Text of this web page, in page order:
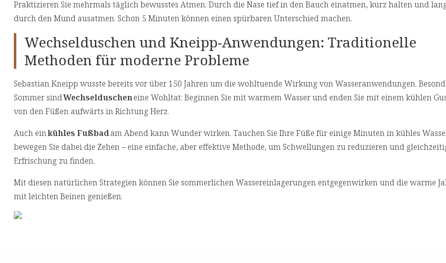
Praktizieren Sie mehrmals täglich bewusstes Atmen: Durch die Nase tief in den Bauch einatmen, kurz halten und
durch den Mund ausatmen. Schon 5 Minuten können einen spürbaren Unterschied machen.
Wechselduschen und Kneipp-Anwendungen: Traditionelle
Methoden für moderne Probleme
Sebastian Kneipp wusste bereits vor über 150 Jahren um die wohltuende Wirkung von Wasseranwendungen.
Sommer sindWechselduscheneine Wohltat: Beginnen Sie mit warmem Wasser und enden Sie mit einem kühlen
von den Füßen aufwärts in Richtung Herz.
Auch einkühles Fußbadam Abend kann Wunder wirken. Tauchen Sie Ihre Füße für einige Minuten in kühles
bewegen Sie dabei die Zehen – eine einfache, aber effektive Methode, um Schwellungen zu reduzieren und
Erfrischung zu finden.
Mit diesen natürlichen Strategien können Sie sommerlichen Wassereinlagerungen entgegenwirken und die warme
mit leichten Beinen genießen.